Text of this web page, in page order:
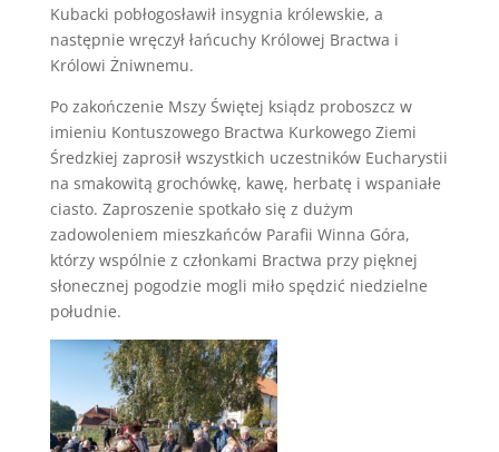
Kubacki pobłogosławił insygnia królewskie, a
następnie wręczył łańcuchy Królowej Bractwa i
Królowi Żniwnemu.
Po zakończenie Mszy Świętej ksiądz proboszcz w
imieniu Kontuszowego Bractwa Kurkowego Ziemi
Średzkiej zaprosił wszystkich uczestników Eucharystii
na smakowitą grochówkę, kawę, herbatę i wspaniałe
ciasto. Zaproszenie spotkało się z dużym
zadowoleniem mieszkańców Parafii Winna Góra,
którzy wspólnie z członkami Bractwa przy pięknej
słonecznej pogodzie mogli miło spędzić niedzielne
południe.